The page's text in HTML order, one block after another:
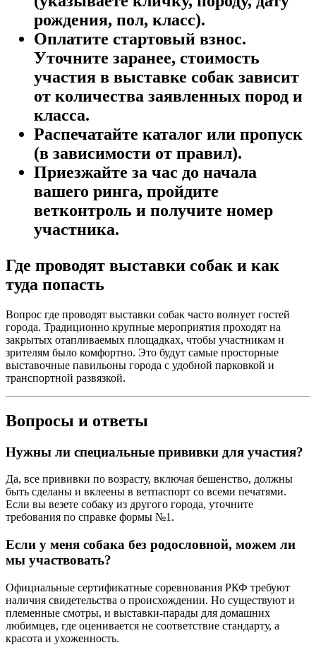
рождения, пол, класс).
Оплатите стартовый взнос.
Уточните заранее, стоимость
участия в выставке собак зависит
от количества заявленных пород и
класса.
Распечатайте каталог или пропуск
(в зависимости от правил).
Приезжайте за час до начала
вашего ринга, пройдите
ветконтроль и получите номер
участника.
Где проводят выставки собак и как
туда попасть
Вопрос где проводят выставки собак часто волнует гостей
города. Традиционно крупные мероприятия проходят на
закрытых отапливаемых площадках, чтобы участникам и
зрителям было комфортно. Это будут самые просторные
выставочные павильоны города с удобной парковкой и
транспортной развязкой.
Вопросы и ответы
Нужны ли специальные прививки для участия?
Да, все прививки по возрасту, включая бешенство, должны
быть сделаны и вклеены в ветпаспорт со всеми печатями.
Если вы везете собаку из другого города, уточните
требования по справке формы №1.
Если у меня собака без родословной, можем ли
мы участвовать?
Официальные сертификатные соревнования РКФ требуют
наличия свидетельства о происхождении. Но существуют и
племенные смотры, и выставки-парады для домашних
любимцев, где оценивается не соответствие стандарту, а
красота и ухоженность.